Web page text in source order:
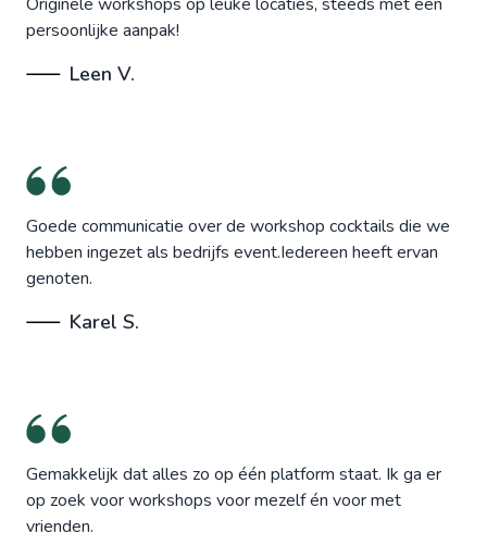
persoonlijke aanpak!
Leen V.
Goede communicatie over de workshop cocktails die we
hebben ingezet als bedrijfs event.Iedereen heeft ervan
genoten.
Karel S.
Gemakkelijk dat alles zo op één platform staat. Ik ga er
op zoek voor workshops voor mezelf én voor met
vrienden.